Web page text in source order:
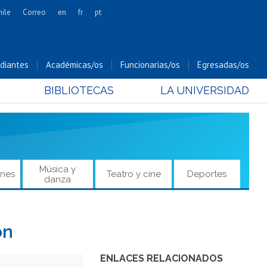
Cs. Forestales y Conservación
Cs. Sociales
Comunicación e Imagen
Odontología
Estudios Internacionales
Correo en fr pt
Académicas/os Funcionarias/os Egresadas/os
BIBLIOTECAS LA UNIVERSIDAD
Música y
danza
Teatro y cine Deportes
ENLACES RELACIONADOS